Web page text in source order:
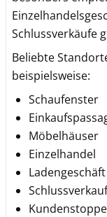
Schlussverkäufe
Beliebte
beispielsweise:
Schaufenster
Möbelhäuser
Einzelhandel
Ladengeschäft
Schlussverkauf